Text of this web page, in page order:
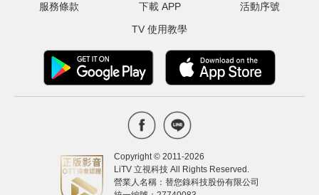
服務條款
下載 APP
TV 使用教學
活動序號
Copyright © 2011-2026
LiTV 立視科技 All Rights Reserved.
營業人名稱：替您錄科技股份有限公司